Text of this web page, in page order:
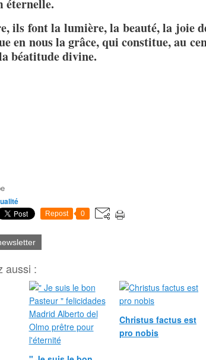
éternelle.
font la lumière, la beauté, la joie
en nous la grâce, qui constitue, au
béatitude divine.
Repost 0
aussi :
Christus factus est
pro nobis